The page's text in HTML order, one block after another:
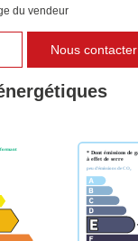
du vendeur
Nous contacter